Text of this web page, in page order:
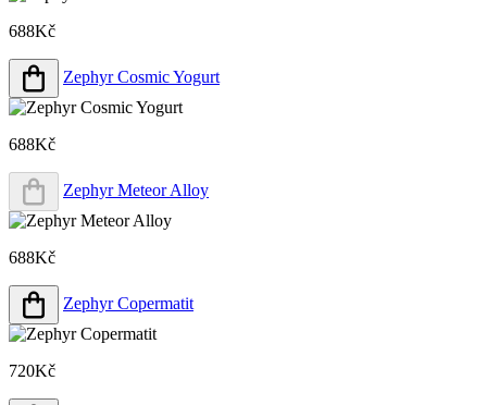
688Kč
Zephyr Cosmic Yogurt
688Kč
Zephyr Meteor Alloy
688Kč
Zephyr Copermatit
720Kč